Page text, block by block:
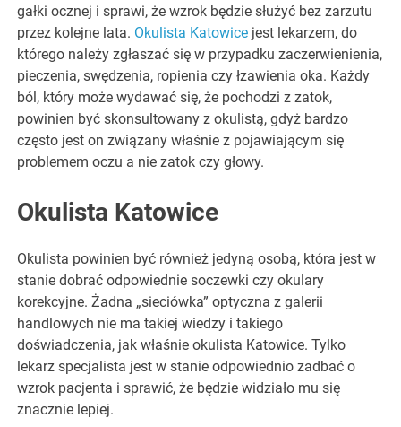
gałki ocznej i sprawi, że wzrok będzie służyć bez zarzutu
przez kolejne lata. Okulista Katowice jest lekarzem, do
którego należy zgłaszać się w przypadku zaczerwienienia,
pieczenia, swędzenia, ropienia czy łzawienia oka. Każdy
ból, który może wydawać się, że pochodzi z zatok,
powinien być skonsultowany z okulistą, gdyż bardzo
często jest on związany właśnie z pojawiającym się
problemem oczu a nie zatok czy głowy.
Okulista Katowice
Okulista powinien być również jedyną osobą, która jest w
stanie dobrać odpowiednie soczewki czy okulary
korekcyjne. Żadna „sieciówka” optyczna z galerii
handlowych nie ma takiej wiedzy i takiego
doświadczenia, jak właśnie okulista Katowice. Tylko
lekarz specjalista jest w stanie odpowiednio zadbać o
wzrok pacjenta i sprawić, że będzie widziało mu się
znacznie lepiej.